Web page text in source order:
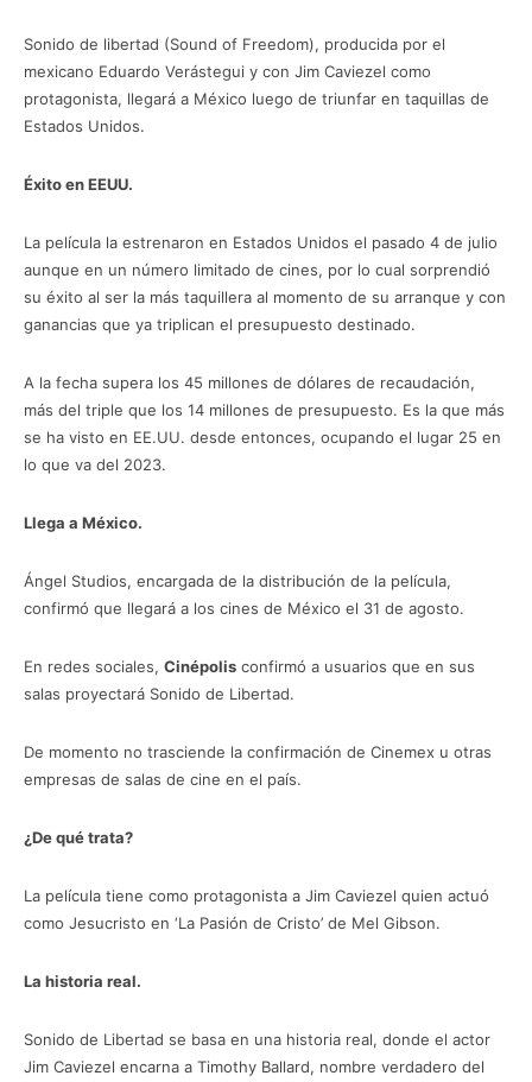
Sonido de libertad (Sound of Freedom), producida por el
mexicano Eduardo Verástegui y con Jim Caviezel como
protagonista, llegará a México luego de triunfar en taquillas de
Estados Unidos.
Éxito en EEUU.
La película la estrenaron en Estados Unidos el pasado 4 de julio
aunque en un número limitado de cines, por lo cual sorprendió
su éxito al ser la más taquillera al momento de su arranque y con
ganancias que ya triplican el presupuesto destinado.
A la fecha supera los 45 millones de dólares de recaudación,
más del triple que los 14 millones de presupuesto. Es la que más
se ha visto en EE.UU. desde entonces, ocupando el lugar 25 en
lo que va del 2023.
Llega a México.
Ángel Studios, encargada de la distribución de la película,
confirmó que llegará a los cines de México el 31 de agosto.
En redes sociales, Cinépolis confirmó a usuarios que en sus
salas proyectará Sonido de Libertad.
De momento no trasciende la confirmación de Cinemex u otras
empresas de salas de cine en el país.
¿De qué trata?
La película tiene como protagonista a Jim Caviezel quien actuó
como Jesucristo en ‘La Pasión de Cristo’ de Mel Gibson.
La historia real.
Sonido de Libertad se basa en una historia real, donde el actor
Jim Caviezel encarna a Timothy Ballard, nombre verdadero del